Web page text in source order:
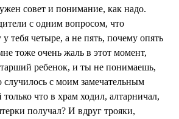
совет и понимание, как надо.
с одним вопросом, что
тебя четыре, а не пять, почему опять
тоже очень жаль в этот момент,
ребенок, и ты не понимаешь,
случилось с моим замечательным
что в храм ходил, алтарничал,
получал? И вдруг трояки,